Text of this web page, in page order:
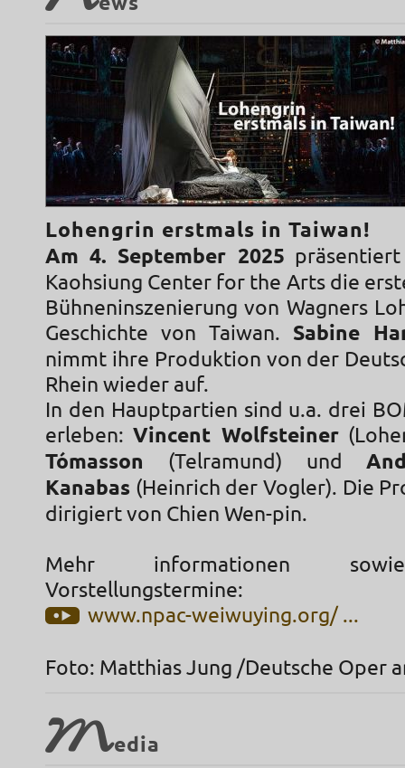
Lohengrin erstmals in Taiwan!
Am 4. September 2025
Kaohsiung Center for the Arts die
Bühneninszenierung von Wagners
Geschichte von Taiwan. Sabine
nimmt ihre Produktion von der
Rhein wieder auf.
In den Hauptpartien sind u.a. drei
erleben:Vincent Wolfsteiner
Tómasson (Telramund) und
Kanabas (Heinrich der Vogler). Die
dirigiert von Chien Wen-pin.
Mehr informationen
Vorstellungstermine:
www.npac-weiwuying.org/ ...
Foto: Matthias Jung /Deutsche Oper
Media